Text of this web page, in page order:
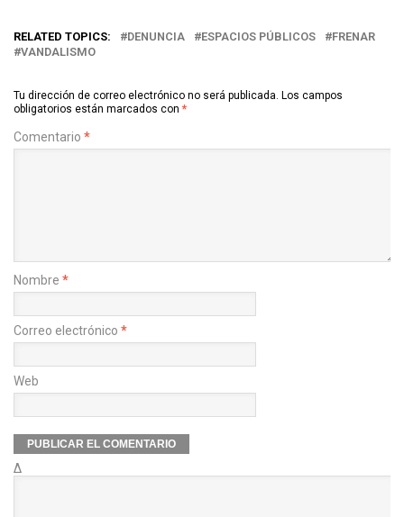
RELATED TOPICS: DENUNCIA ESPACIOS PÚBLICOS
FRENAR
VANDALISMO
Tu dirección de correo electrónico no será publicada. Los campos
obligatorios están marcados con *
Comentario *
Nombre *
Correo electrónico *
Web
Δ